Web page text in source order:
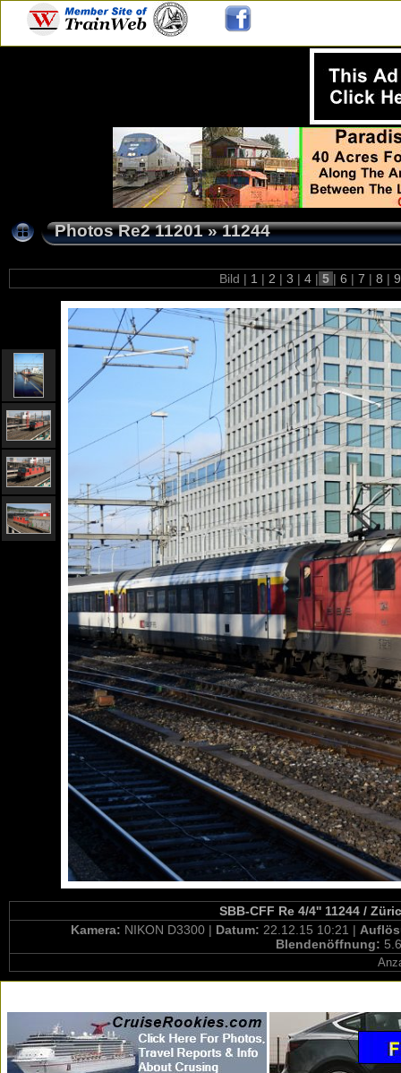
Photos Re2 11201»11244
Bild | 1 | 2 | 3 | 4 | 5 | 6 | 7 | 8 |
SBB-CFF Re 4/4'' 11244 /
Kamera: NIKON D3300 | Datum: 22.12.15 10:21 |
Blendenöffnung: